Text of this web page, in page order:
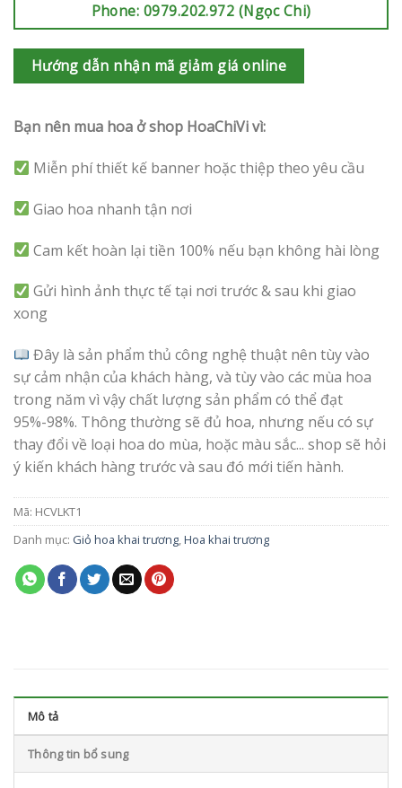
Phone: 0979.202.972 (Ngọc Chi)
Hướng dẫn nhận mã giảm giá online
Bạn nên mua hoa ở shop HoaChiVi vì:
Miễn phí thiết kế banner hoặc thiệp theo yêu cầu
Giao hoa nhanh tận nơi
Cam kết hoàn lại tiền 100% nếu bạn không hài lòng
Gửi hình ảnh thực tế tại nơi trước & sau khi giao
xong
Đây là sản phẩm thủ công nghệ thuật nên tùy vào
sự cảm nhận của khách hàng, và tùy vào các mùa hoa
trong năm vì vậy chất lượng sản phẩm có thể đạt
95%-98%. Thông thường sẽ đủ hoa, nhưng nếu có sự
thay đổi về loại hoa do mùa, hoặc màu sắc... shop sẽ hỏi
ý kiến khách hàng trước và sau đó mới tiến hành.
Mã: HCVLKT1
Danh mục: Giỏ hoa khai trương,Hoa khai trương
Mô tả
Thông tin bổ sung